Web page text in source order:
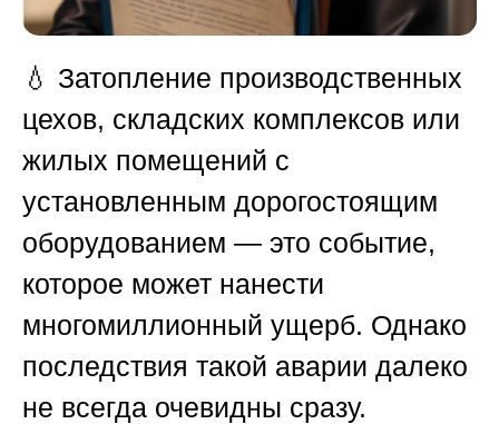
💧 Затопление производственных
цехов, складских комплексов или
жилых помещений с
установленным дорогостоящим
оборудованием — это событие,
которое может нанести
многомиллионный ущерб. Однако
последствия такой аварии далеко
не всегда очевидны сразу.